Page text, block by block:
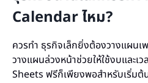
Calendar ไหม?
ควรทำ ธุรกิจเล็กยิ่งต้องวางแผนเ
วางแผนล่วงหน้าช่วยให้ใช้งบและเ
Sheets ฟรีก็เพียงพอสำหรับเริ่มต้